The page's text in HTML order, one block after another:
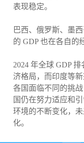
表现稳定。
巴西、俄罗斯、墨
的 GDP 也在各自的
2024 年全球 GDP
济格局，而印度等
各国面临不同的挑
国仍在努力适应和
环境的不断变化，
化。